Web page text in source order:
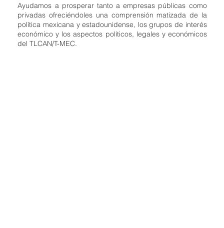
Ayudamos a prosperar tanto a empresas públicas como
privadas ofreciéndoles una comprensión matizada de la
política mexicana y estadounidense, los grupos de interés
económico y los aspectos políticos, legales y económicos
del TLCAN/T-MEC.